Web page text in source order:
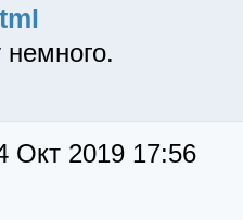
немного.
Окт 2019 17:56